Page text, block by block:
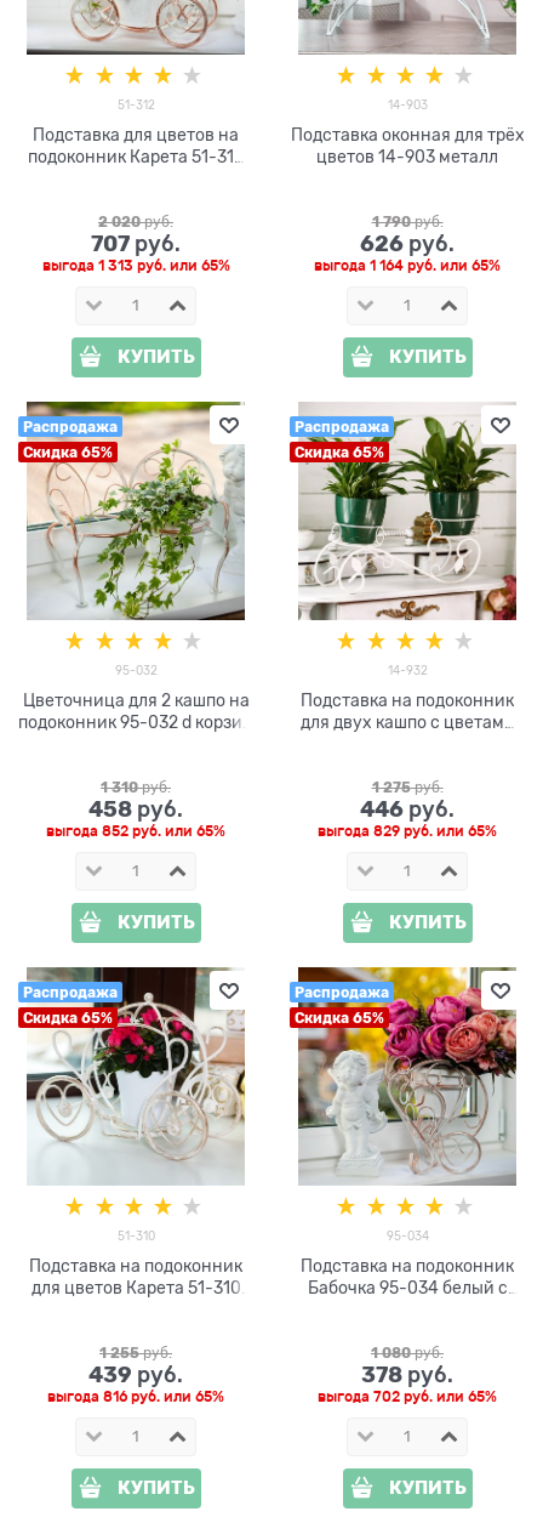
51-312
Подставка для цветов на
подоконник Карета 51-312
2 020 руб.
707 руб.
выгода 1 313 руб.или 65%
КУПИТЬ
14-903
Подставка оконная для трёх
цветов 14-903 металл
1 790 руб.
626 руб.
выгода 1 164 руб. или 65%
КУПИТЬ
Распродажа
Скидка 65%
95-032
Цветочница для 2 кашпо на
подоконник 95-032 d корзин
1 310 руб.
458 руб.
выгода 852 руб. или 65%
КУПИТЬ
Распродажа
Скидка 65%
14-932
Подставка на подоконник
для двух кашпо с цветами
1 275 руб.
446 руб.
выгода 829 руб. или 65%
КУПИТЬ
Распродажа
Скидка 65%
51-310
Подставка на подоконник
для цветов Карета 51-310
1 255 руб.
439 руб.
выгода 816 руб. или 65%
КУПИТЬ
Распродажа
Скидка 65%
95-034
Подставка на подоконник
Бабочка 95-034 белый с
1 080 руб.
378 руб.
выгода 702 руб. или 65%
КУПИТЬ